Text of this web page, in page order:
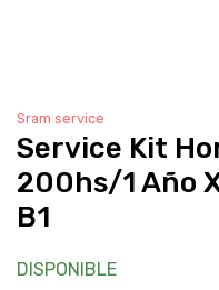
Sram service
Service Kit
200hs/1 Año
B1
DISPONIBLE